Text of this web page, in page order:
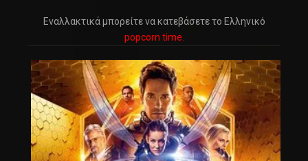
Εναλλακτικά μπορείτε να κατεβάσετε το Ελληνικό
popcorn time.